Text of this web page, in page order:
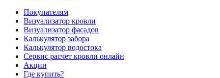
Покупателям
Визуализатор кровли
Визуализатор фасадов
Калькулятор забора
Калькулятор водостока
Сервис расчет кровли онлайн
Акции
Где купить?